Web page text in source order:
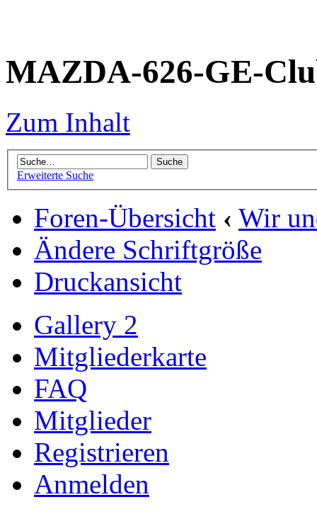
MAZDA-626-GE-
Zum Inhalt
Erweiterte Suche
Foren-Übersicht ‹ Wir
Ändere Schriftgröße
Druckansicht
Gallery 2
Mitgliederkarte
FAQ
Mitglieder
Registrieren
Anmelden